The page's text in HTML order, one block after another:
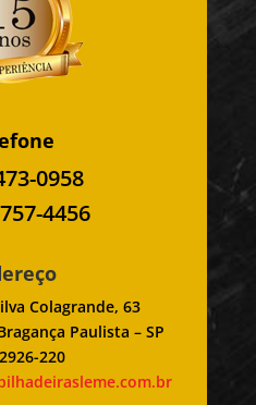
0958
4456
Colagrande, 63
Paulista – SP
220